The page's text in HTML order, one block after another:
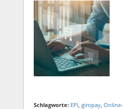
Schlagworte: EPI, giropay,